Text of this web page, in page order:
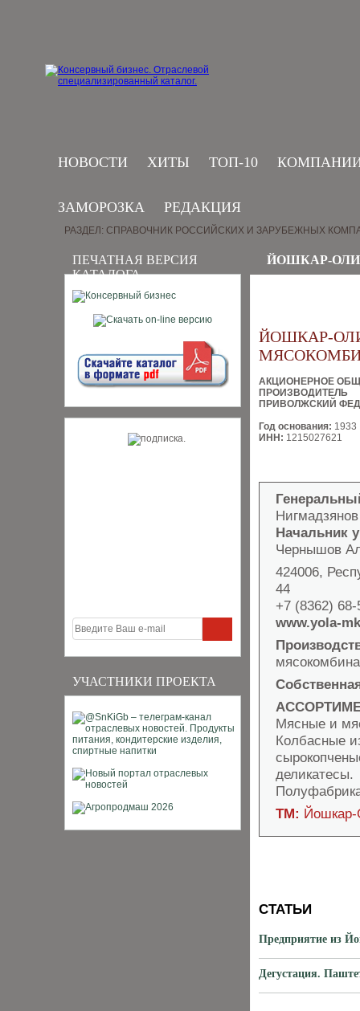
НОВОСТИ ХИТЫ ТОП-10
ЗАМОРОЗКА РЕДАКЦИЯ
ПЕЧАТНАЯ ВЕРСИЯ
КАТАЛОГА
УЧАСТНИКИ ПРОЕКТА
РАЗДЕЛ: СПРАВОЧНИК РОССИЙСКИХ И ЗАРУБЕЖНЫХ
ЙОШКАР-
ЙОШКАР-
АКЦИОНЕРНОЕ
ПРОИЗВОДИТЕЛЬ
ПРИВОЛЖСКИЙ
Год основания: 1933
ИНН: 1215027621
Начальник
Чернышов
424006,
44
+7 (8362)
www.yola-
Мясные и
Колбасные
деликатесы.
ТМ: Йошкар-
СТАТЬИ
Предприятие из
Дегустация.